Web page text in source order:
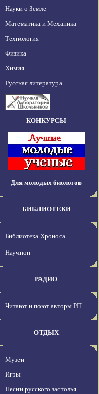
Науки о Земле
Математика и Механика
Технология
Физика
Химия
Русская литература
КОНКУРСЫ
Для молодых биологов
БИБЛИОТЕКИ
Библиотека Хроноса
Научпоп
РАДИО
Читают и поют авторы РП
ОТДЫХ
Музеи
Игры
Песни русского застолья